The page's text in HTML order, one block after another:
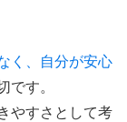
く、自分が安心
です。
やすさとして考